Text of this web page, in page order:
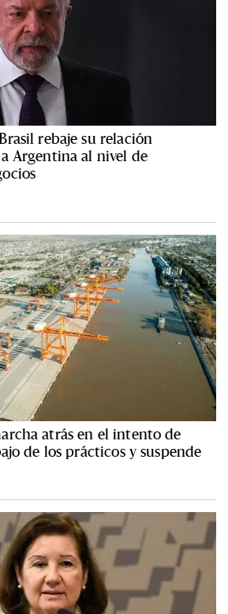
rebaje su relación
Argentina al nivel de
atrás en el intento de
de los prácticos y suspende